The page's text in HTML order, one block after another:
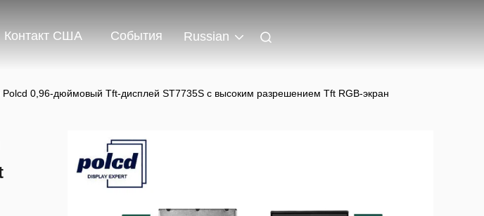
Контакт США События Russian
0,96-дюймовый Tft-дисплей ST7735S с высоким разрешением Tft RGB-экран